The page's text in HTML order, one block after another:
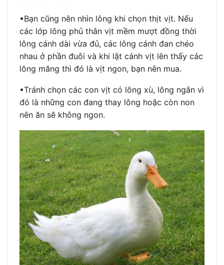
•Bạn cũng nên nhìn lông khi chọn thịt vịt. Nếu
các lớp lông phủ thân vịt mềm mượt đồng thời
lông cánh dài vừa đủ, các lông cánh đan chéo
nhau ở phần đuôi và khi lật cánh vịt lên thấy các
lông măng thì đó là vịt ngon, bạn nên mua.
•Tránh chọn các con vịt có lông xù, lông ngắn vì
đó là những con đang thay lông hoặc còn non
nên ăn sẽ không ngon.